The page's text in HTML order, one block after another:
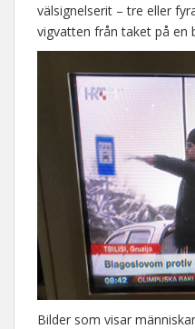
välsignelserit – tre eller
vigvatten från taket på en
Bilder som visar